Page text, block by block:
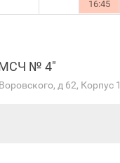
16:45
№ 4"
д 62, Корпус 1